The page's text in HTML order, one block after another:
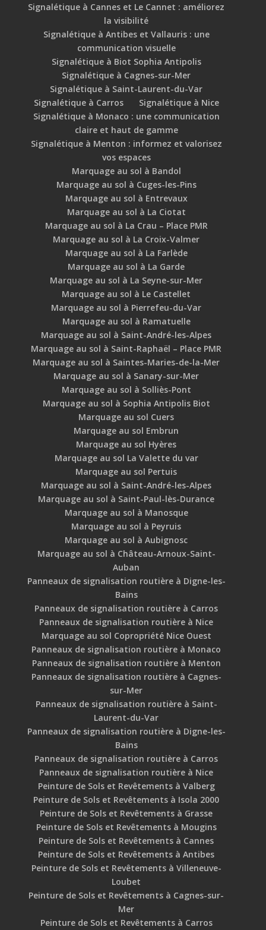
Signalétique à Cannes et Le Cannet : améliorez
la visibilité
Signalétique à Antibes et Vallauris : une
communication visuelle
Signalétique à Biot Sophia Antipolis
Signalétique à Cagnes-sur-Mer
Signalétique à Saint-Laurent-du-Var
Signalétique à Carros
Signalétique à Nice
Signalétique à Monaco : une communication
claire et haut de gamme
Signalétique à Menton : informez et valorisez
vos espaces
Marquage au sol à Bandol
Marquage au sol à Cuges-les-Pins
Marquage au sol à Entrevaux
Marquage au sol à La Ciotat
Marquage au sol à La Crau – Place PMR
Marquage au sol à La Croix-Valmer
Marquage au sol à La Farlède
Marquage au sol à La Garde
Marquage au sol à La Seyne-sur-Mer
Marquage au sol à Le Castellet
Marquage au sol à Pierrefeu-du-Var
Marquage au sol à Ramatuelle
Marquage au sol à Saint-André-les-Alpes
Marquage au sol à Saint-Raphaël – Place PMR
Marquage au sol à Saintes-Maries-de-la-Mer
Marquage au sol à Sanary-sur-Mer
Marquage au sol à Solliès-Pont
Marquage au sol à Sophia Antipolis Biot
Marquage au sol Cuers
Marquage au sol Embrun
Marquage au sol Hyères
Marquage au sol La Valette du var
Marquage au sol Pertuis
Marquage au sol à Saint-André-les-Alpes
Marquage au sol à Saint-Paul-lès-Durance
Marquage au sol à Manosque
Marquage au sol à Peyruis
Marquage au sol à Aubignosc
Marquage au sol à Château-Arnoux-Saint-
Auban
Panneaux de signalisation routière à Digne-les-
Bains
Panneaux de signalisation routière à Carros
Panneaux de signalisation routière à Nice
Marquage au sol Copropriété Nice Ouest
Panneaux de signalisation routière à Monaco
Panneaux de signalisation routière à Menton
Panneaux de signalisation routière à Cagnes-
sur-Mer
Panneaux de signalisation routière à Saint-
Laurent-du-Var
Panneaux de signalisation routière à Digne-les-
Bains
Panneaux de signalisation routière à Carros
Panneaux de signalisation routière à Nice
Peinture de Sols et Revêtements à Valberg
Peinture de Sols et Revêtements à Isola 2000
Peinture de Sols et Revêtements à Grasse
Peinture de Sols et Revêtements à Mougins
Peinture de Sols et Revêtements à Cannes
Peinture de Sols et Revêtements à Antibes
Peinture de Sols et Revêtements à Villeneuve-
Loubet
Peinture de Sols et Revêtements à Cagnes-sur-
Mer
Peinture de Sols et Revêtements à Carros